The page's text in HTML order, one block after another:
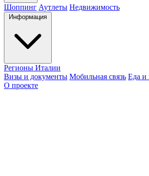
Шоппинг Аутлеты Недвижимость
Информация
Регионы Италии
Визы и документы Мобильная связь Еда и
О проекте